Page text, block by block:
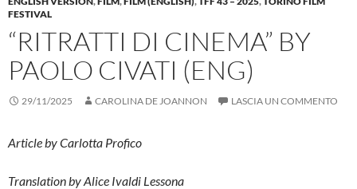
FESTIVAL
“RITRATTI DI CINEMA” BY
PAOLO CIVATI (ENG)
29/11/2025 CAROLINA DE JOANNON LASCIA UN COMMENTO
Article by Carlotta Profico
Translation by Alice Ivaldi Lessona